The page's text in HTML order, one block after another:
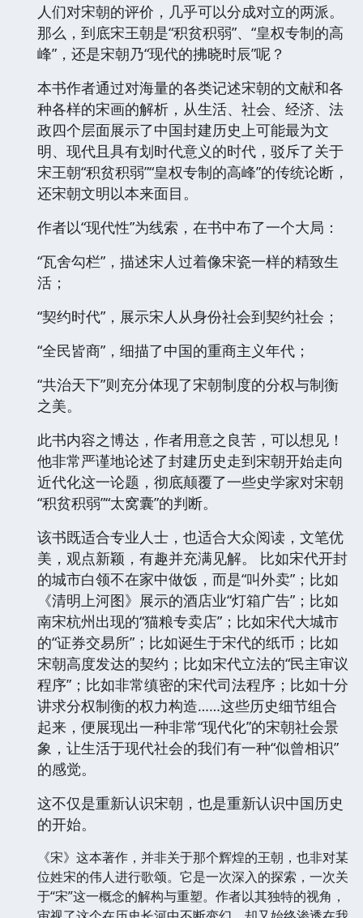
人们对宋朝的评价，几乎可以分成对立的两派。
那么，到底宋王朝是“积贫积弱”、“皇权专制的高
峰”，还是宋朝乃“现代的拂晓时辰”呢？
本书作者通过对海量的各类记述宋朝的文献和各
种各样的宋画的解析，从生活、社会、经济、法
政四个层面展示了中国封建历史上可能最为文
明、现代且具有划时代意义的时代，驳斥了关于
宋王朝“积贫积弱”“皇权专制的高峰”的传统论断，
还宋朝文明以本来面目。
作者以“现代性”为线索，在书中布了一个大局：
“瓦舍勾栏”，描述宋人过着像宋瓷一样的精致生
活；
“契约时代”，展示宋人从身份社会到契约社会；
“全民皆商”，细描了中国的重商主义年代；
“共治天下”则充分体现了宋朝制度的分权与制衡
之美。
此书内容之博达，作者用意之良苦，可以想见！
他非常严谨地论述了封建历史走到宋朝开始走向
近代化这一论题，彻底颠覆了一些史学家对宋朝
“积贫积弱”“太窝囊”的判断。
该书既适合专业人士，也适合大众阅读，文笔优
美，观点新颖，有趣并充满见解。 比如宋代开封
的城市白领不在家中做饭，而是“叫外卖”；比如
《清明上河图》展示的酒店业“灯箱广告”；比如
南宋杭州出现的“猫粮专卖店”；比如宋代大城市
的“证券交易所”；比如诞生于宋代的纸币；比如
宋朝高度发达的契约；比如宋代立法的“民主审议
程序”；比如非常缜密的宋代司法程序；比如十分
讲求分权制衡的权力构造……这些历史细节组合
起来，便展现出一种非常“现代化”的宋朝社会景
象，让生活于现代社会的我们有一种“似曾相识”
的感觉。
这不仅是重新认识宋朝，也是重新认识中国历史
的开始。
《宋》这本著作，并非关于那个辉煌的王朝，也非对某
位姓宋的伟人进行歌颂。它是一次深入的探索，一次关
于“宋”这一概念的解构与重塑。作者以其独特的视角，